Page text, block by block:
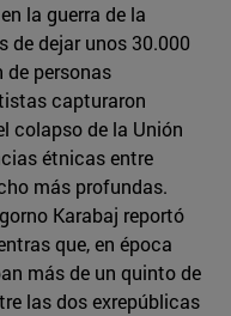
la guerra de la
de dejar unos 30.000
de personas
capturaron
colapso de la Unión
étnicas entre
más profundas.
Karabaj reportó
que, en época
más de un quinto de
las dos exrepúblicas